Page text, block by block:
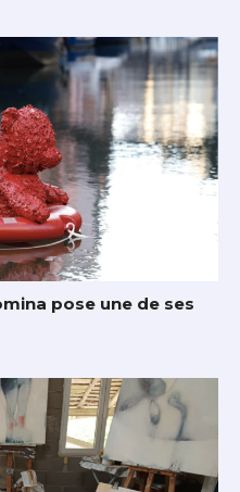
pose une de ses